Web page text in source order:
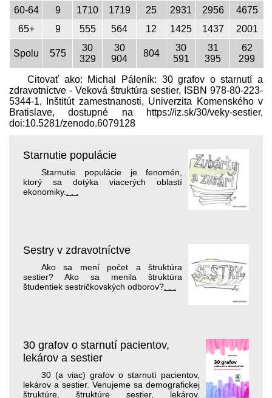
60-64
9 1710 1719 25 2931 2956
4675
65+
9 555 564 12 1425 1437 2001
Spolu 575
30
329
30
904
804
30
591
31
395
62
299
Citovať ako: Michal Páleník: 30 grafov o starnutí a
zdravotníctve - Veková štruktúra sestier, ISBN 978-80-223-
5344-1, Inštitút zamestnanosti, Univerzita Komenského v
Bratislave, dostupné na https://iz.sk/​30/veky-sestier,
doi:10.5281/​zenodo.6079128
Starnutie populácie
Starnutie populácie je fenomén,
ktorý sa dotýka viacerých oblastí
ekonomiky.. . .
Sestry v zdravotníctve
Ako sa mení počet a štruktúra
sestier? Ako sa menila štruktúra
študentiek sestričkovských odborov?. . .
30 grafov o starnutí pacientov,
lekárov a sestier
30 (a viac) grafov o starnutí pacientov,
lekárov a sestier. Venujeme sa demografickej
štruktúre, štruktúre sestier, lekárov,